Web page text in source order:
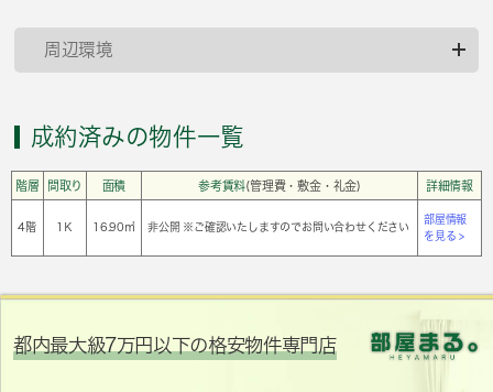
周辺環境
成約済みの物件一覧
階層 間取り 面積 参考賃料(管理費・敷金・礼金) 詳細情報
4階 1Ｋ 16.90㎡ 非公開 ※ご確認いたしますのでお問い合わせください
部屋情報
を見る >
都内最大級7万円以下の格安物件専門店